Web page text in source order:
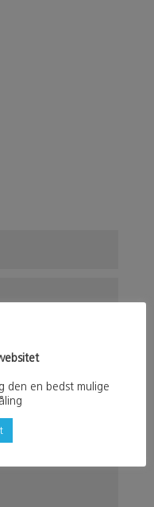
den en bedst mulige